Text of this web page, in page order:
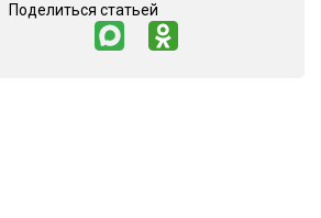
Поделиться статьей